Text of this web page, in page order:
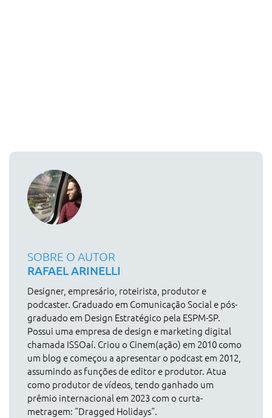
SOBRE O AUTOR
RAFAEL ARINELLI
Designer, empresário, roteirista, produtor e
podcaster. Graduado em Comunicação Social e pós-
graduado em Design Estratégico pela ESPM-SP.
Possui uma empresa de design e marketing digital
chamada ISSOaí. Criou o Cinem(ação) em 2010 como
um blog e começou a apresentar o podcast em 2012,
assumindo as funções de editor e produtor. Atua
como produtor de vídeos, tendo ganhado um
prêmio internacional em 2023 com o curta-
metragem: “Dragged Holidays“.